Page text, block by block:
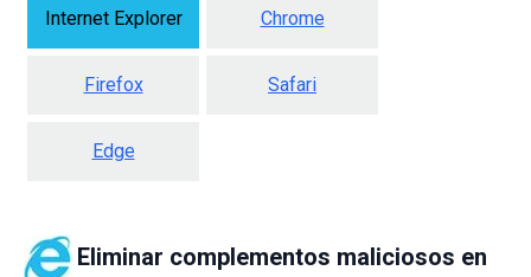
Internet Explorer Chrome
Firefox Safari
Edge
Eliminar complementos maliciosos en